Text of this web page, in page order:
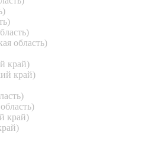
область)
край)
край)
край)